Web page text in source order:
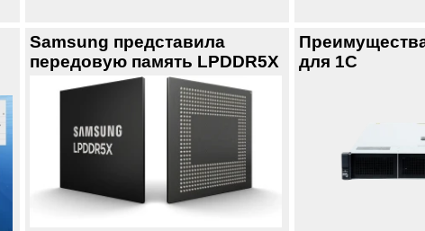
Samsung представила
передовую память LPDDR5X
для 1С